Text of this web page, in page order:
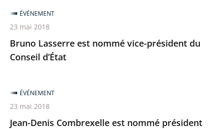
Bruno Lasserre est nommé vice-président du
Conseil d’État
ÉVÉNEMENT
23 mai 2018
Jean-Denis Combrexelle est nommé président
ÉVÉNEMENT
23 mai 2018